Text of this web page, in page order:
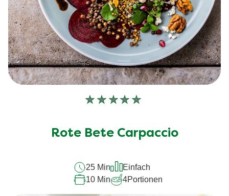
Keine
für
abgegeben
Rote Bete Carpaccio
25 Min
Einfach
10 Min
4Portionen